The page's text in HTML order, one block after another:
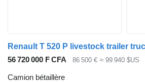
Renault T 520 P livestock trailer
56 720 000 F CFA
86 500 € ≈ 99 940 $US
Camion bétaillère